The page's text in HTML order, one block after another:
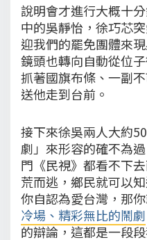
說明會才進行大概十
中的吳靜怡，徐巧芯
迎我們的罷免團體來
鏡頭也轉向自動從位
抓著國旗布條、一副
送他走到台前。
接下來徐吳兩人大約
劇」來形容的確不為
門《民視》都看不下
荒而逃，鄉民就可以
你自認為愛台灣，那
冷場、精彩無比的鬧劇
的辯論，這都是一段